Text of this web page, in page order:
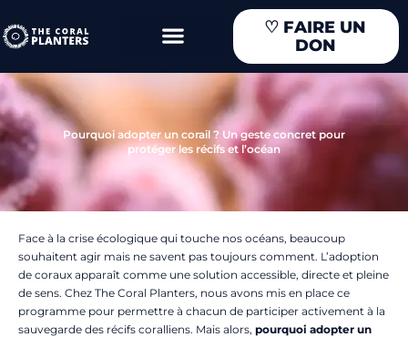
au
contenu
♡ FAIRE UN
DON
Pourquoi adopter un corail ? Un geste concret pour
protéger les récifs et l’océan
Face à la crise écologique qui touche nos océans, beaucoup
souhaitent agir mais ne savent pas toujours comment. L’adoption
de coraux apparaît comme une solution accessible, directe et pleine
de sens. Chez The Coral Planters, nous avons mis en place ce
programme pour permettre à chacun de participer activement à la
sauvegarde des récifs coralliens. Mais alors, pourquoi adopter un